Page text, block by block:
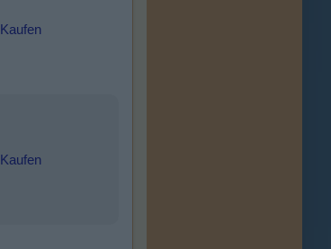
Kaufen
Kaufen